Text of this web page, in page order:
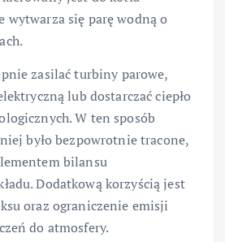
wytwarza się parę wodną o
zasilać turbiny parowe,
lub dostarczać ciepło
W ten sposób
było bezpowrotnie tracone,
bilansu
Dodatkową korzyścią jest
oraz ograniczenie emisji
do atmosfery.